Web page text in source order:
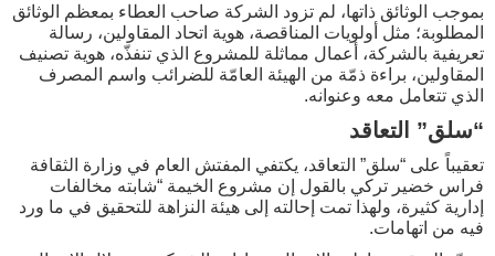
بموجب الوثائق ذاتها، لم تزود الشركة صاحب العطاء بمعظم الوثائق
المطلوبة؛ مثل أولويات المناقصة، هوية اتحاد المقاولين، رسالة
تعريفية بالشركة، أعمال مماثلة للمشروع الذي تنفذّه، هوية تصنيف
المقاولين، براءة ذمّة من الهيئة العامّة للضرائب واسم المصرف
الذي تتعامل معه وعنوانه.
“سلق” التعاقد
تعقيباً على “سلق” التعاقد، يكتفي المفتش العام في وزارة الثقافة
فراس خضير تركي بالقول إن مشروع الخيمة “شابته مخالفات
إدارية كثيرة، ولهذا تمت إحالته إلى هيئة النزاهة للتحقيق في ما ورد
فيه من اتهامات.